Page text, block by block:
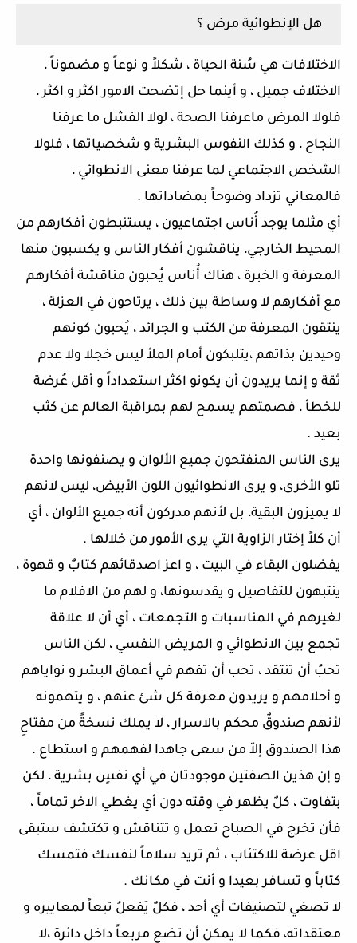
هل الإنطوائية مرض ؟
الاختلافات هي سُنة الحياة ، شكلاً و نوعاً و مضموناً ،
الاختلاف جميل ، و أينما حل إتضحت الامور اكثر و اكثر ،
فلولا المرض ماعرفنا الصحة ، لولا الفشل ما عرفنا
النجاح ، و كذلك النفوس البشرية و شخصياتها ، فلولا
الشخص الاجتماعي لما عرفنا معنى الانطوائي ،
فالمعاني تزداد وضوحاً بمضاداتها .
أي مثلما يوجد أُناس اجتماعيون ، يستنبطون أفكارهم من
المحيط الخارجي، يناقشون أفكار الناس و يكسبون منها
المعرفة و الخبرة ، هناك أُناس يُحبون مناقشة أفكارهم
مع أفكارهم لا وساطة بين ذلك ، يرتاحون في العزلة ،
ينتقون المعرفة من الكتب و الجرائد ، يُحبون كونهم
وحيدين بذاتهم ،يتلبكون أمام الملأ ليس خجلا ولا عدم
ثقة و إنما يريدون أن يكونو اكثر استعداداً و أقل عُرضة
للخطأ ، فصمتهم يسمح لهم بمراقبة العالم عن كثب
بعيد .
يرى الناس المنفتحون جميع الألوان و يصنفونها واحدة
تلو الأخرى، و يرى الانطوائيون اللون الأبيض، ليس لانهم
لا يميزون البقية، بل لأنهم مدركون أنه جميع الألوان ، أي
أن كلاً إختار الزاوية التي يرى الأمور من خلالها .
يفضلون البقاء في البيت ، و اعز اصدقائهم كتابٌ و قهوة ،
ينتبهون للتفاصيل و يقدسونها، و لهم من الافلام ما
لغيرهم في المناسبات و التجمعات ، أي أن لا علاقة
تجمع بين الانطوائي و المريض النفسي ، لكن الناس
تحبُ أن تنتقد ، تحب أن تفهم في أعماق البشر و نواياهم
و أحلامهم و يريدون معرفة كل شئ عنهم ، و يتهمونه
لأنهم صندوقٌ محكم بالاسرار ، لا يملك نسخةً من مفتاحِ
هذا الصندوق إلاّ من سعى جاهدا لفهمهم و استطاع .
و إن هذين الصفتين موجودتان في أي نفسٍ بشرية ، لكن
بتفاوت ، كلٌ يظهر في وقته دون أي يغطي الاخر تماماً ،
فأن تخرج في الصباح تعمل و تتناقش و تكتشف ستبقى
اقل عرضة للاكتئاب ، ثم تريد سلاماً لنفسك فتمسك
كتاباً و تسافر بعيدا و أنت في مكانك .
لا تصغي لتصنيفات أي أحد ، فكلٌ يَفعلُ تبعاً لمعاييره و
معتقداته، فكما لا يمكن أن تضع مربعاً داخل دائرة ،لا